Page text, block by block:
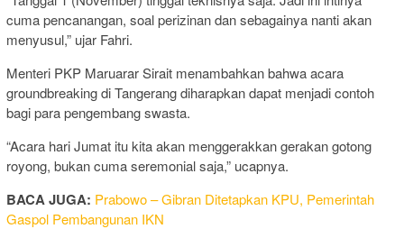
cuma pencanangan, soal perizinan dan sebagainya nanti akan
menyusul,” ujar Fahri.
Menteri PKP Maruarar Sirait menambahkan bahwa acara
groundbreaking di Tangerang diharapkan dapat menjadi contoh
bagi para pengembang swasta.
“Acara hari Jumat itu kita akan menggerakkan gerakan gotong
royong, bukan cuma seremonial saja,” ucapnya.
BACA JUGA: Prabowo – Gibran Ditetapkan KPU, Pemerintah
Gaspol Pembangunan IKN